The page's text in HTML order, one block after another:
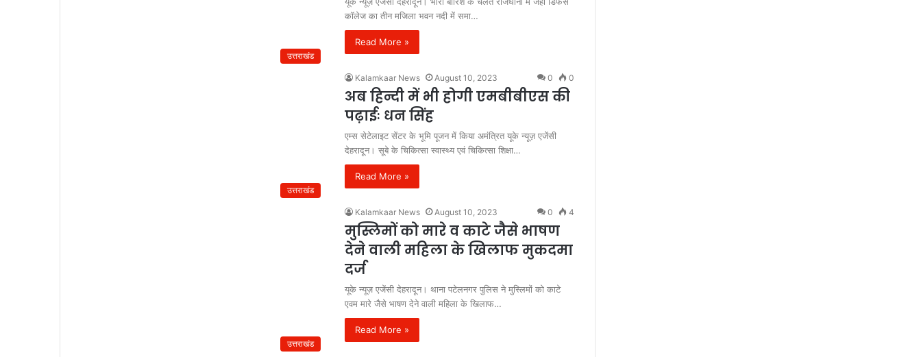
कॉलेज का तीन मजिला भवन नदी में समा…
Read More »
उत्तराखंड
Kalamkaar News August 10, 2023 0 0
अब हिन्दी में भी होगी एमबीबीएस की
पढ़ाईः धन सिंह
एम्स सेटेलाइट सेंटर के भूमि पूजन में किया अमंत्रित यूके न्यूज़ एजेंसी
देहरादून। सूबे के चिकित्सा स्वास्थ्य एवं चिकित्सा शिक्षा…
Read More »
उत्तराखंड
Kalamkaar News August 10, 2023 0 4
मुस्लिमों को मारे व काटे जैसे भाषण
देने वाली महिला के खिलाफ मुकदमा
दर्ज
यूके न्यूज़ एजेंसी देहरादून। थाना पटेलनगर पुलिस ने मुस्लिमों को काटे
एवम मारे जैसे भाषण देने वाली महिला के खिलाफ…
Read More »
उत्तराखंड